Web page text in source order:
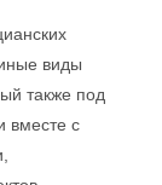
виды
также под
вместе с